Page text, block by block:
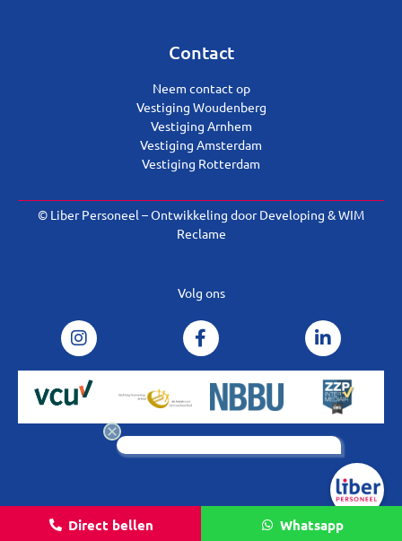
Contact
Neem contact op
Vestiging Woudenberg
Vestiging Arnhem
Vestiging Amsterdam
Vestiging Rotterdam
© Liber Personeel – Ontwikkeling doorDeveloping &WIM
Reclame
Volg ons
Direct bellen Whatsapp